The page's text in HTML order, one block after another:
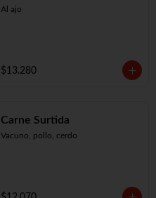
Al ajo
$13.280
Carne Surtida
Vacuno, pollo, cerdo